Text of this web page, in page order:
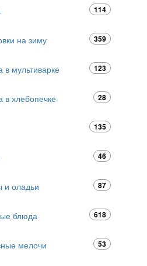
114
на зиму 359
в мультиварке 123
в хлебопечке 28
135
46
и оладьи 87
блюда 618
мелочи 53